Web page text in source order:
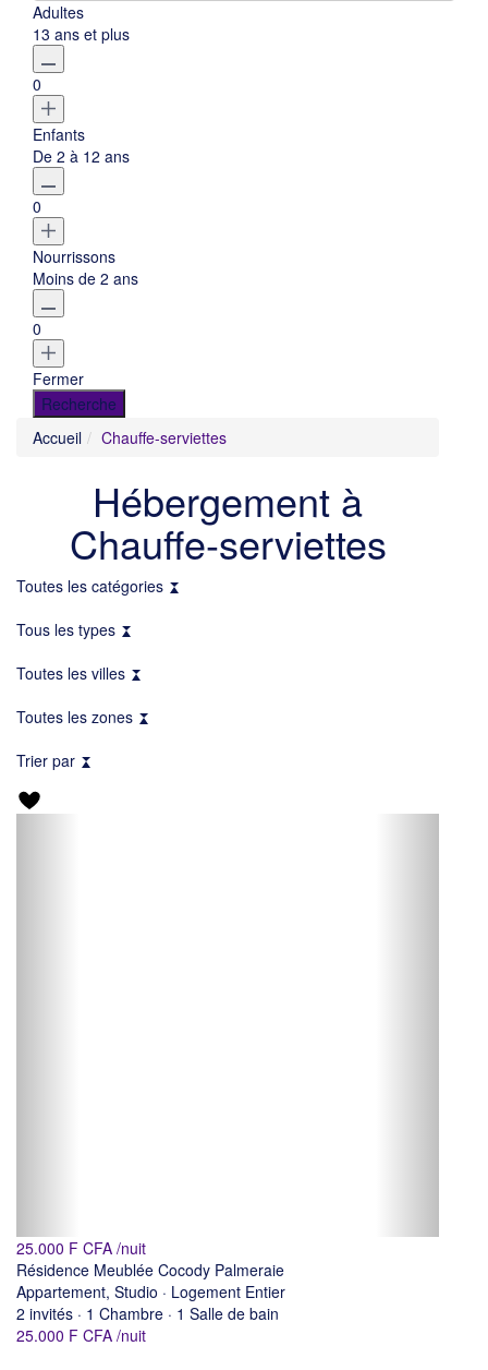
Adultes
13 ans et plus
0
Enfants
De 2 à 12 ans
0
Nourrissons
Moins de 2 ans
0
Fermer
Accueil Chauffe-serviettes
Hébergement à
Chauffe-serviettes
Toutes les catégories
Tous les types
Toutes les villes
Toutes les zones
Trier par
25.000 F CFA /nuit
Résidence Meublée Cocody Palmeraie
Appartement, Studio · Logement Entier
2 invités · 1 Chambre · 1 Salle de bain
25.000 F CFA /nuit